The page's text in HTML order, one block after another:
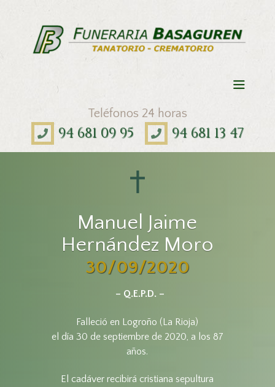
Teléfonos 24 horas
94 681 09 95 94 681 13 47
Manuel Jaime
Hernández Moro
30/09/2020
– Q.E.P.D. –
Falleció en Logroño (La Rioja)
el día 30 de septiembre de 2020, a los 87
años.
El cadáver recibirá cristiana sepultura